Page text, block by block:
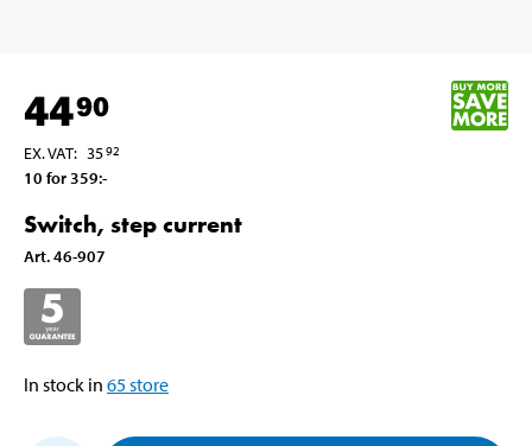
4490
EX. VAT: 3592
10 for 359:-
Switch, step current
Art.46-907
In stock in 65store